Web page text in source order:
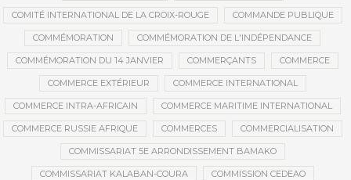
COMITÉ INTERNATIONAL DE LA CROIX-ROUGE COMMANDE PUBLIQUE
COMMÉMORATION COMMÉMORATION DE L'INDÉPENDANCE
COMMÉMORATION DU 14 JANVIER COMMERÇANTS COMMERCE
COMMERCE EXTÉRIEUR COMMERCE INTERNATIONAL
COMMERCE INTRA-AFRICAIN COMMERCE MARITIME INTERNATIONAL
COMMERCE RUSSIE AFRIQUE COMMERCES COMMERCIALISATION
COMMISSARIAT 5E ARRONDISSEMENT BAMAKO
COMMISSARIAT KALABAN-COURA COMMISSION CEDEAO